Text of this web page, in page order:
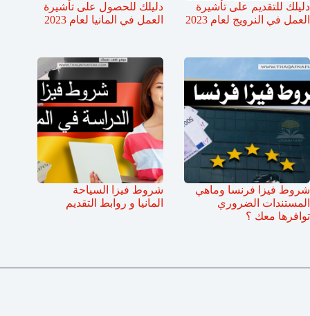
دليلك للتقديم على تأشيرة
العمل في النرويج لعام 2023
دليلك للحصول على تأشيرة
العمل في المانيا لعام 2023
شروط فيزا فرنسا وماهي
المستندات الضروري
توافرها معك ؟
شروط فيزا السياحة
المانيا و روابط التقديم